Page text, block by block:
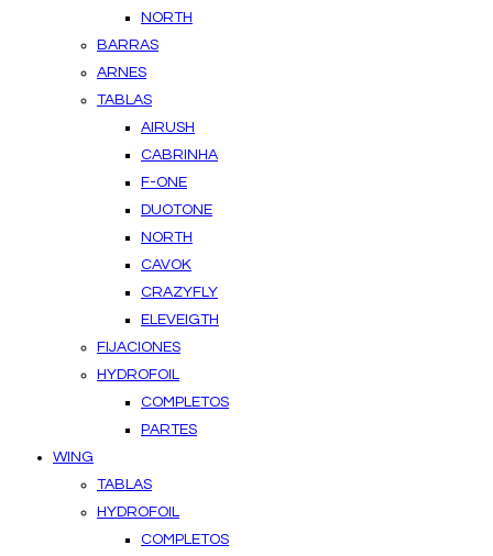
NORTH
BARRAS
ARNES
TABLAS
AIRUSH
CABRINHA
F-ONE
DUOTONE
NORTH
CAVOK
CRAZYFLY
ELEVEIGTH
FIJACIONES
HYDROFOIL
COMPLETOS
PARTES
WING
TABLAS
HYDROFOIL
COMPLETOS